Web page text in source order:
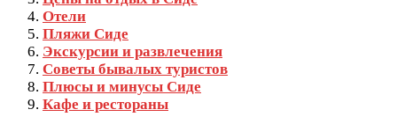
Отели
Пляжи Сиде
Экскурсии и развлечения
Советы бывалых туристов
Плюсы и минусы Сиде
Кафе и рестораны